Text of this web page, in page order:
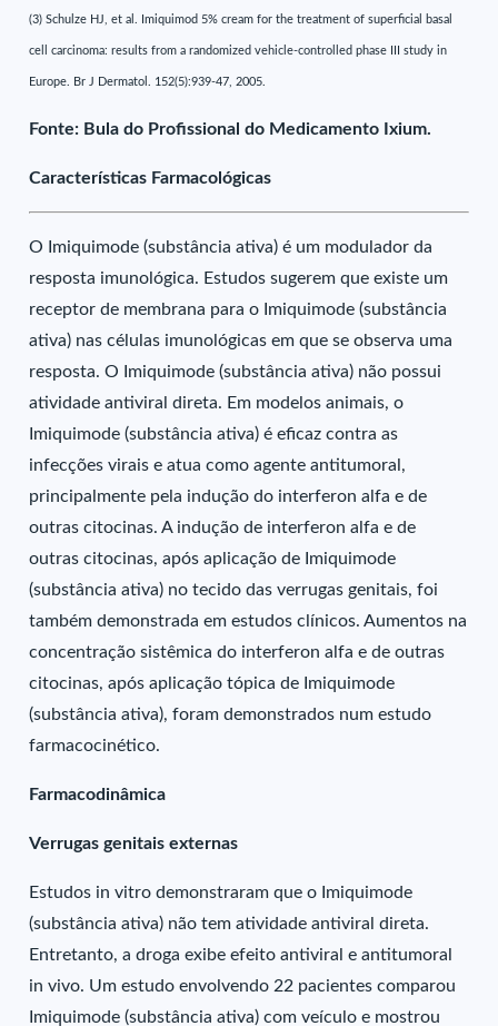
(3) Schulze HJ, et al. Imiquimod 5% cream for the treatment of superficial basal
cell carcinoma: results from a randomized vehicle-controlled phase III study in
Europe. Br J Dermatol. 152(5):939-47, 2005.
Fonte: Bula do Profissional do Medicamento Ixium.
Características Farmacológicas
O Imiquimode (substância ativa) é um modulador da
resposta imunológica. Estudos sugerem que existe um
receptor de membrana para o Imiquimode (substância
ativa) nas células imunológicas em que se observa uma
resposta. O Imiquimode (substância ativa) não possui
atividade antiviral direta. Em modelos animais, o
Imiquimode (substância ativa) é eficaz contra as
infecções virais e atua como agente antitumoral,
principalmente pela indução do interferon alfa e de
outras citocinas. A indução de interferon alfa e de
outras citocinas, após aplicação de Imiquimode
(substância ativa) no tecido das verrugas genitais, foi
também demonstrada em estudos clínicos. Aumentos na
concentração sistêmica do interferon alfa e de outras
citocinas, após aplicação tópica de Imiquimode
(substância ativa), foram demonstrados num estudo
farmacocinético.
Farmacodinâmica
Verrugas genitais externas
Estudos in vitro demonstraram que o Imiquimode
(substância ativa) não tem atividade antiviral direta.
Entretanto, a droga exibe efeito antiviral e antitumoral
in vivo. Um estudo envolvendo 22 pacientes comparou
Imiquimode (substância ativa) com veículo e mostrou